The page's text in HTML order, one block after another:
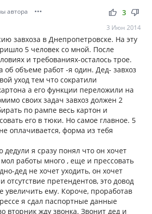
автора ••• thumb_up thumb_down
3
3 Июн 2014
завхоза в Днепропетровске. На эту
5 человек со мной. После
и требованиях-осталось трое.
об объеме работ -я один. Дед- завхоз
уход тем что сократили
а его функции переложили на
своих задач завхоз должен 2
по рампе весь картон и
его в тюки. Но самое главное. 5
оплачивается, форма из тебя
дедули я сразу понял что он хочет
работы много , еще и прессовать
дед не хочет уходить, он хочет
отсутствие претендентов, это довод
увеличить ему. Короче, проработав
я сдал паспортные данные
вторник жду звонка. Звонит дед и